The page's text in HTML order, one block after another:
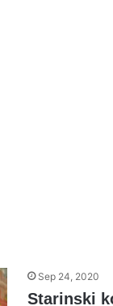
Sep 24, 2020
Starinski